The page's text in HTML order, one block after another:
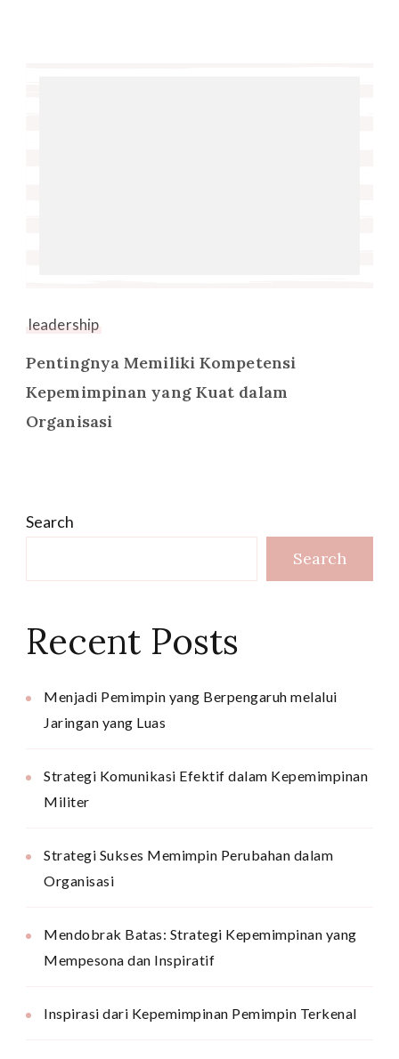
leadership
Pentingnya Memiliki Kompetensi
Kepemimpinan yang Kuat dalam
Organisasi
Search
Search
Recent Posts
Menjadi Pemimpin yang Berpengaruh melalui
Jaringan yang Luas
Strategi Komunikasi Efektif dalam Kepemimpinan
Militer
Strategi Sukses Memimpin Perubahan dalam
Organisasi
Mendobrak Batas: Strategi Kepemimpinan yang
Mempesona dan Inspiratif
Inspirasi dari Kepemimpinan Pemimpin Terkenal